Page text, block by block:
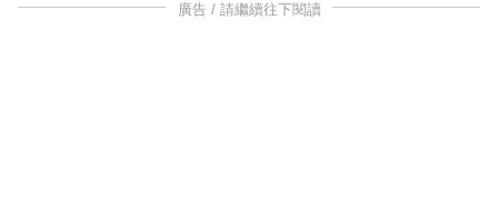
廣告 / 請繼續往下閱讀